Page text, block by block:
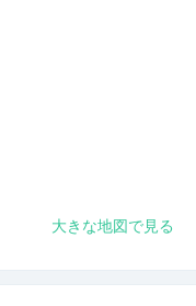
大きな地図で見る